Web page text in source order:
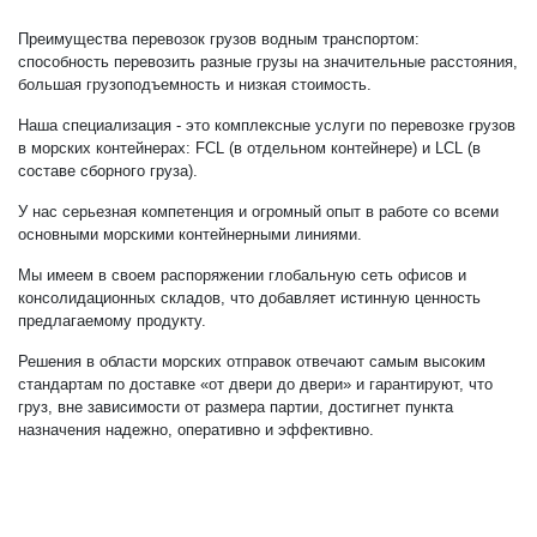
Преимущества перевозок грузов водным транспортом:
способность перевозить разные грузы на значительные расстояния,
большая грузоподъемность и низкая стоимость.
Наша специализация - это комплексные услуги по перевозке грузов
в морских контейнерах: FCL (в отдельном контейнере) и LCL (в
составе сборного груза).
У нас серьезная компетенция и огромный опыт в работе со всеми
основными морскими контейнерными линиями.
Мы имеем в своем распоряжении глобальную сеть офисов и
консолидационных складов, что добавляет истинную ценность
предлагаемому продукту.
Решения в области морских отправок отвечают самым высоким
стандартам по доставке «от двери до двери» и гарантируют, что
груз, вне зависимости от размера партии, достигнет пункта
назначения надежно, оперативно и эффективно.